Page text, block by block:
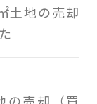
土地の売却